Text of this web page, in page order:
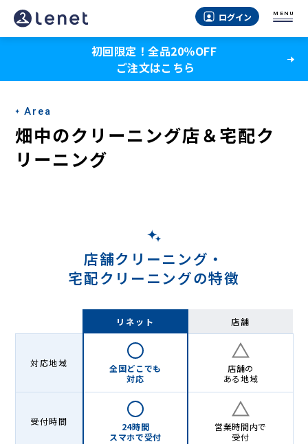
畑
中
宅
配
ク
Lenet〈リ
ネ
ログイン MENU
初回限定！全品20％OFF
ご注文はこちら
Area
畑中のクリーニング店＆宅配ク
リーニング
店舗クリーニング・
宅配クリーニングの特徴
リネット 店舗
対応地域
全国どこでも
対応
店舗の
ある地域
受付時間
24時間
スマホで受付
営業時間内で
受付